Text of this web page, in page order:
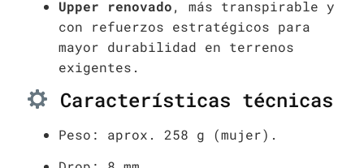
Upper renovado, más transpirable y
con refuerzos estratégicos para
mayor durabilidad en terrenos
exigentes.
Características técnicas
Peso: aprox. 258 g (mujer).